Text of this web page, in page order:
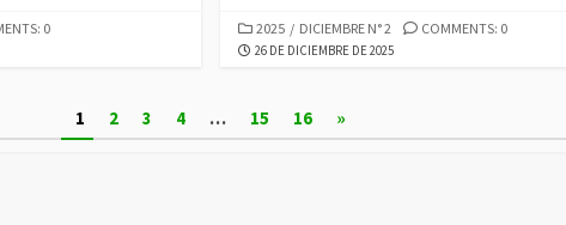
0 CATEGORIES
2025 / DICIEMBRE N° 2 COMMENTS: 0
PUBLISHED
26 DE DICIEMBRE DE 2025
1 2 3 4 … 15 16 »